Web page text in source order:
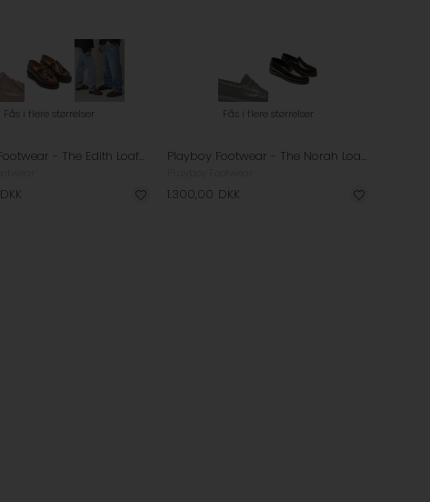
Fås i flere størrelser
Playboy Footwear - The Edith Loafers - Brandy Leather
DKK
Fås i flere størrelser
Playboy Footwear - The Norah Loafers - Bordo Polido
1.300,00 DKK